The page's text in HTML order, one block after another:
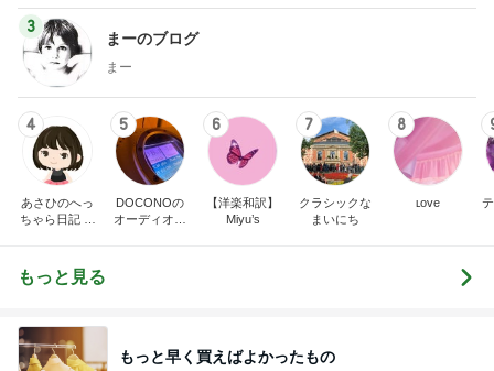
3
まーのブログ
まー
4
あさひのへっ
ちゃら日記 氷
きどき○○ちゃ
ん達(*^▽^)/★
5
DOCONOの
オーディオ礼
6
【洋楽和訳】
Miyu’s
7
クラシックな
まいにち
8
ʟoᴠe
もっと見る
もっと早く買えばよかったもの